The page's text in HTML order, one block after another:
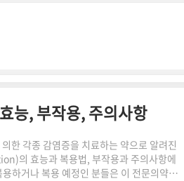
능, 부작용, 주의사항
한 각종 감염증을 치료하는 약으로 알려진
의 효능과 복용법, 부작용과 주의사항에
하거나 복용 예정인 분들은 이 전문의약품